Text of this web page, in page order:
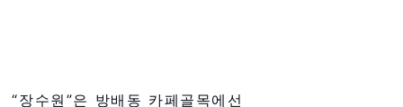
“장수원”은 방배동 카페골목에선